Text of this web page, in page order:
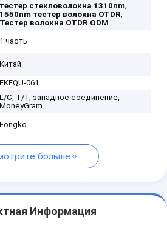
тестер стекловолокна 1310nm,
1550nm тестер волокна OTDR,
Тестер волокна OTDR ODM
1 часть
Китай
FKEQU-061
L/C, T/T, западное соединение,
MoneyGram
Fongko
больше
Информация